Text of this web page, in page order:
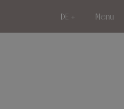
Menu
DE